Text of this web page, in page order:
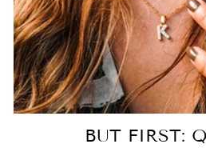
BUT FIRST: